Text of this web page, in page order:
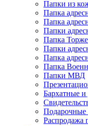
Папки из
Папка
Папка
Папки
Папка
Папки
Папка
Папка
Папки МВД
Бархатные и
Подарочные
Распродажа